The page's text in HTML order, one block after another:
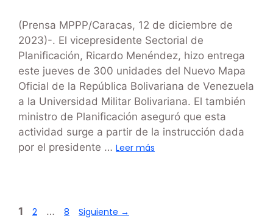
(Prensa MPPP/Caracas, 12 de diciembre de
2023)-. El vicepresidente Sectorial de
Planificación, Ricardo Menéndez, hizo entrega
este jueves de 300 unidades del Nuevo Mapa
Oficial de la República Bolivariana de Venezuela
a la Universidad Militar Bolivariana. El también
ministro de Planificación aseguró que esta
actividad surge a partir de la instrucción dada
por el presidente … Leer más
1 2 … 8 Siguiente →